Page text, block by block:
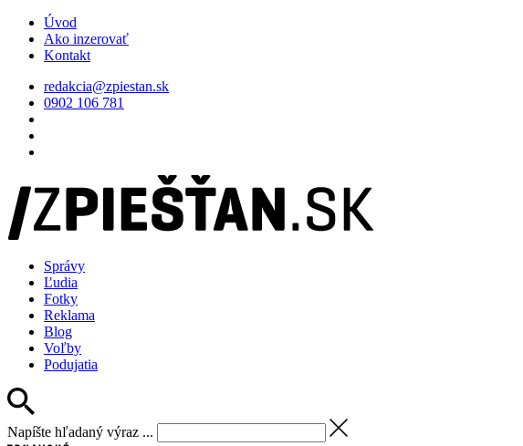
Úvod
Ako inzerovať
Kontakt
redakcia@zpiestan.sk
0902 106 781
Správy
Ľudia
Fotky
Reklama
Blog
Voľby
Podujatia
Napíšte hľadaný výraz ...